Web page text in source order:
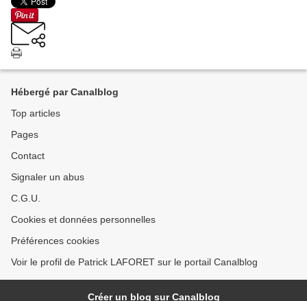
Hébergé par Canalblog
Top articles
Pages
Contact
Signaler un abus
C.G.U.
Cookies et données personnelles
Préférences cookies
Voir le profil de Patrick LAFORET sur le portail Canalblog
Créer un blog sur Canalblog